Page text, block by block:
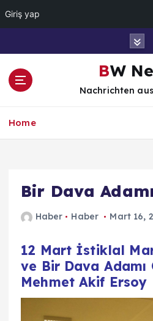
Giriş yap
BW
Nachrichten
Home
Bir Dava Adamı
Haber Haber Mart 16,
12 Mart İstiklal
ve Bir Dava Adamı
Mehmet Akif Ersoy